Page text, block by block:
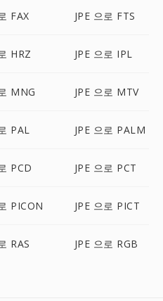
FAX JPE 으로 FTS
HRZ JPE 으로 IPL
MNG JPE 으로 MTV
PAL JPE 으로 PALM
PCD JPE 으로 PCT
PICON JPE 으로 PICT
RAS JPE 으로 RGB